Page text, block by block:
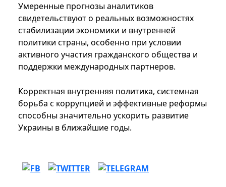
Умеренные прогнозы аналитиков
свидетельствуют о реальных возможностях
стабилизации экономики и внутренней
политики страны, особенно при условии
активного участия гражданского общества и
поддержки международных партнеров.
Корректная внутренняя политика, системная
борьба с коррупцией и эффективные реформы
способны значительно ускорить развитие
Украины в ближайшие годы.